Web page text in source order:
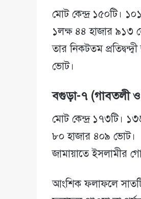
মোট কেন্দ্র ১৫০টি।
১লক্ষ ৪৪ হাজার ৯১৩
তার নিকটতম
ভোট।
বগুড়া-৭ (গাবতলী
মোট কেন্দ্র ১৭৩টি।
৮০ হাজার ৪০৯ ভোট।
জামায়াতে ইসলামীর
আংশিক ফলাফলে সাতটি